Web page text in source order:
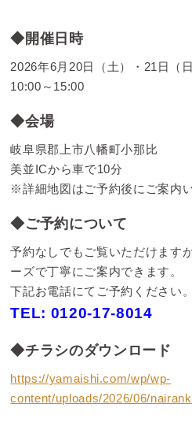
◆開催日時
2026年6月20日（土）・21日（日
10:00～15:00
◆会場
岐阜県郡上市八幡町小那比
美並ICから車で10分
※詳細地図はご予約後にご案内い
◆ご予約について
予約なしでもご覧いただけます
ーズで丁寧にご案内できます。
下記お電話にてご予約ください。
TEL: 0120-17-8014
◆チラシのダウンロード
https://yamaishi.com/wp/wp-
content/uploads/2026/06/